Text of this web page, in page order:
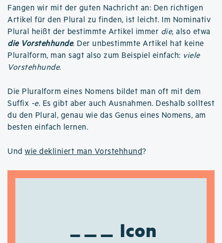
Fangen wir mit der guten Nachricht an: Den richtigen
Artikel für den Plural zu finden, ist leicht. Im Nominativ
Plural heißt der bestimmte Artikel immer die, also etwa
die Vorstehhunde. Der unbestimmte Artikel hat keine
Pluralform, man sagt also zum Beispiel einfach: viele
Vorstehhunde.
Die Pluralform eines Nomens bildet man oft mit dem
Suffix -e. Es gibt aber auch Ausnahmen. Deshalb solltest
du den Plural, genau wie das Genus eines Nomens, am
besten einfach lernen.
Und wie dekliniert man Vorstehhund?
Icon